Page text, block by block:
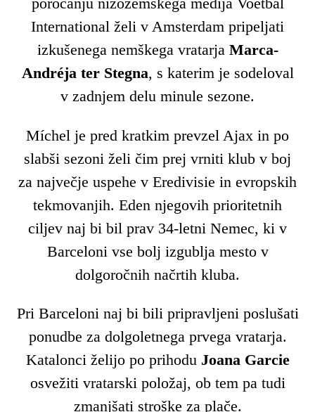
International želi v Amsterdam pripeljati
izkušenega nemškega vratarja Marca-
Andréja ter Stegna, s katerim je sodeloval
v zadnjem delu minule sezone.
Míchel je pred kratkim prevzel Ajax in po
slabši sezoni želi čim prej vrniti klub v boj
za največje uspehe v Eredivisie in evropskih
tekmovanjih. Eden njegovih prioritetnih
ciljev naj bi bil prav 34-letni Nemec, ki v
Barceloni vse bolj izgublja mesto v
dolgoročnih načrtih kluba.
Pri Barceloni naj bi bili pripravljeni poslušati
ponudbe za dolgoletnega prvega vratarja.
Katalonci želijo po prihodu Joana Garcie
osvežiti vratarski položaj, ob tem pa tudi
zmanjšati stroške za plače.